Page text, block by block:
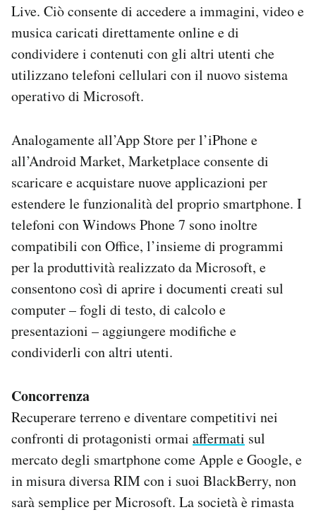
Live. Ciò consente di accedere a immagini, video e
musica caricati direttamente online e di
condividere i contenuti con gli altri utenti che
utilizzano telefoni cellulari con il nuovo sistema
operativo di Microsoft.
Analogamente all’App Store per l’iPhone e
all’Android Market, Marketplace consente di
scaricare e acquistare nuove applicazioni per
estendere le funzionalità del proprio smartphone. I
telefoni con Windows Phone 7 sono inoltre
compatibili con Office, l’insieme di programmi
per la produttività realizzato da Microsoft, e
consentono così di aprire i documenti creati sul
computer – fogli di testo, di calcolo e
presentazioni – aggiungere modifiche e
condividerli con altri utenti.
Concorrenza
Recuperare terreno e diventare competitivi nei
confronti di protagonisti ormai affermati sul
mercato degli smartphone come Apple e Google, e
in misura diversa RIM con i suoi BlackBerry, non
sarà semplice per Microsoft. La società è rimasta